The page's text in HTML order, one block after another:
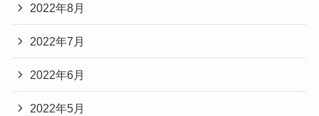
2022年8月
2022年7月
2022年6月
2022年5月